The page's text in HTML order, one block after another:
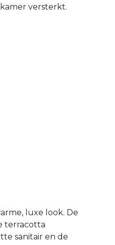
versterkt.
luxe look. De
terracotta
sanitair en de